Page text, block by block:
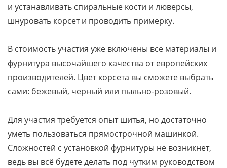
и устанавливать спиральные кости и люверсы,
шнуровать корсет и проводить примерку.
В стоимость участия уже включены все материалы и
фурнитура высочайшего качества от европейских
производителей. Цвет корсета вы сможете выбрать
сами: бежевый, черный или пыльно-розовый.
Для участия требуется опыт шитья, но достаточно
уметь пользоваться прямострочной машинкой.
Сложностей с установкой фурнитуры не возникнет,
ведь вы всё будете делать под чутким руководством